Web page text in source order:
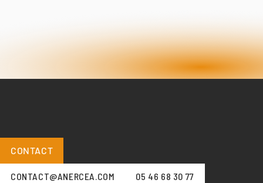
CONTACT
CONTACT@ANERCEA.COM
05 46 68 30 77